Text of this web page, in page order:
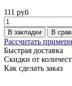
111 руб
В закладки
В
Рассчитать
Быстрая доставка
Скидки от
Как сделать заказ